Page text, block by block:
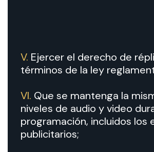
V. Ejercer el derecho de
términos de la ley
VI. Que se mantenga la
niveles de audio y video
programación, incluidos los
publicitarios;